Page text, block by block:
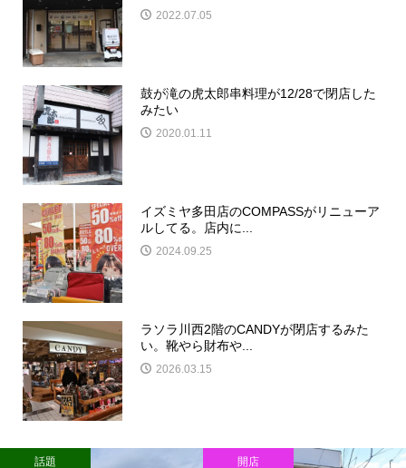
2022.07.05
鼓が滝の虎太郎串料理が12/28で閉店した
みたい
2020.01.11
イズミヤ多田店のCOMPASSがリニューア
ルしてる。店内に...
2024.09.25
ラソラ川西2階のCANDYが閉店するみた
い。靴やら財布や...
2026.03.15
話題 開店